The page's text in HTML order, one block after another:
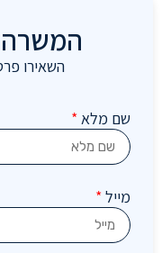
המשרה
השאירו
שם מלא *
מייל *